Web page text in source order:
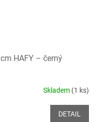
HAFY – černý
Skladem (1 ks)
DETAIL